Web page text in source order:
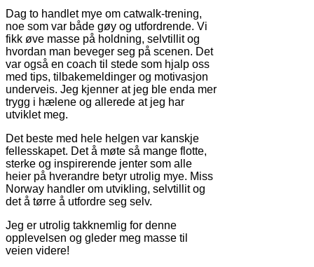
Dag to handlet mye om catwalk-trening,
noe som var både gøy og utfordrende. Vi
fikk øve masse på holdning, selvtillit og
hvordan man beveger seg på scenen. Det
var også en coach til stede som hjalp oss
med tips, tilbakemeldinger og motivasjon
underveis. Jeg kjenner at jeg ble enda mer
trygg i hælene og allerede at jeg har
utviklet meg.
Det beste med hele helgen var kanskje
fellesskapet. Det å møte så mange flotte,
sterke og inspirerende jenter som alle
heier på hverandre betyr utrolig mye. Miss
Norway handler om utvikling, selvtillit og
det å tørre å utfordre seg selv.
Jeg er utrolig takknemlig for denne
opplevelsen og gleder meg masse til
veien videre!